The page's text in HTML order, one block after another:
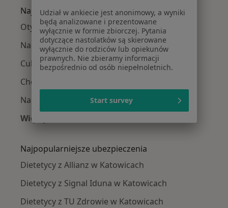
Najczęście leczone choroby
Otyłość w Katowicach
Nadwaga w Katowicach
Cukrzyca w Katowicach
Choroby dietozależne w Katowicach
Nadciśnienie tętnicze w Katowicach
Więcej (15)
Najpopularniejsze ubezpieczenia
Dietetycy z Allianz w Katowicach
Dietetycy z Signal Iduna w Katowicach
Dietetycy z TU Zdrowie w Katowicach
Udział w ankiecie jest anonimowy, a wyniki
będą analizowane i prezentowane
wyłącznie w formie zbiorczej. Pytania
dotyczące nastolatków są skierowane
wyłącznie do rodziców lub opiekunów
prawnych. Nie zbieramy informacji
bezpośrednio od osób niepełnoletnich.
Start survey